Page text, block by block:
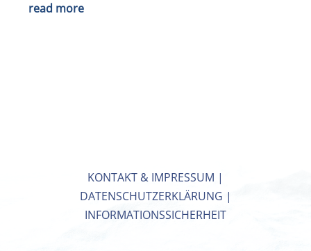
read more
KONTAKT & IMPRESSUM |
DATENSCHUTZERKLÄRUNG |
INFORMATIONSSICHERHEIT